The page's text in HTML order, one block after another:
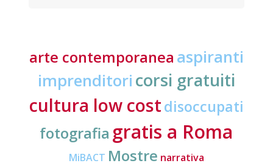
arte contemporanea aspiranti
imprenditori corsi gratuiti
cultura low costdisoccupati
fotografia gratis a Roma
MiBACT Mostre narrativa